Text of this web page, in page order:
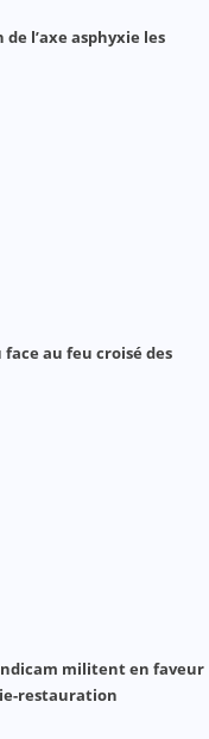
l’axe asphyxie les
au feu croisé des
militent en faveur
restauration